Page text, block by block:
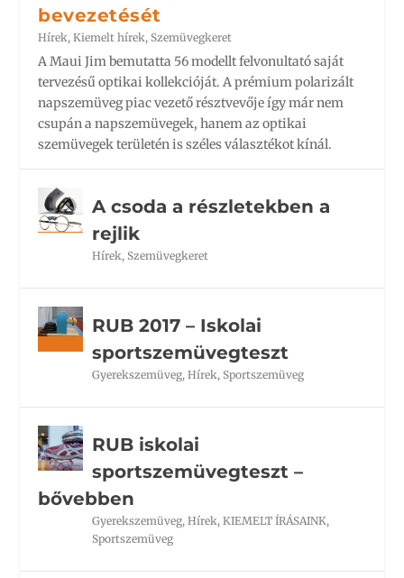
bevezetését
Hírek,Kiemelt hírek, Szemüvegkeret
A Maui Jim bemutatta 56 modellt felvonultató saját
tervezésű optikai kollekcióját. A prémium polarizált
napszemüveg piac vezető résztvevője így már nem
csupán a napszemüvegek, hanem az optikai
szemüvegek területén is széles választékot kínál.
A csoda a részletekben a
rejlik
Hírek, Szemüvegkeret
RUB 2017 – Iskolai
sportszemüvegteszt
Gyerekszemüveg,Hírek, Sportszemüveg
RUB iskolai
sportszemüvegteszt –
bővebben
Gyerekszemüveg,Hírek,KIEMELT ÍRÁSAINK,
Sportszemüveg